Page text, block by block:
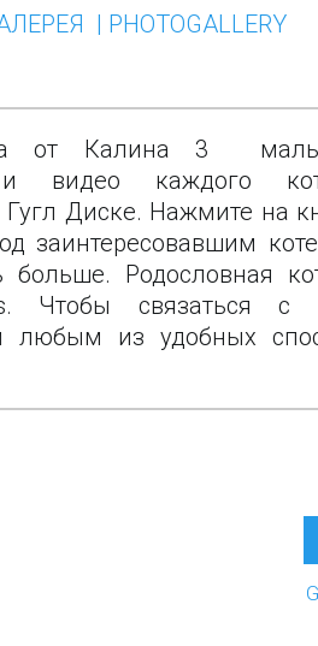
| PHOTOGALLERY
от Калина 3
видео каждого
Диске. Нажмите на
заинтересовавшим
больше. Родословная
Чтобы связаться с
любым из удобных